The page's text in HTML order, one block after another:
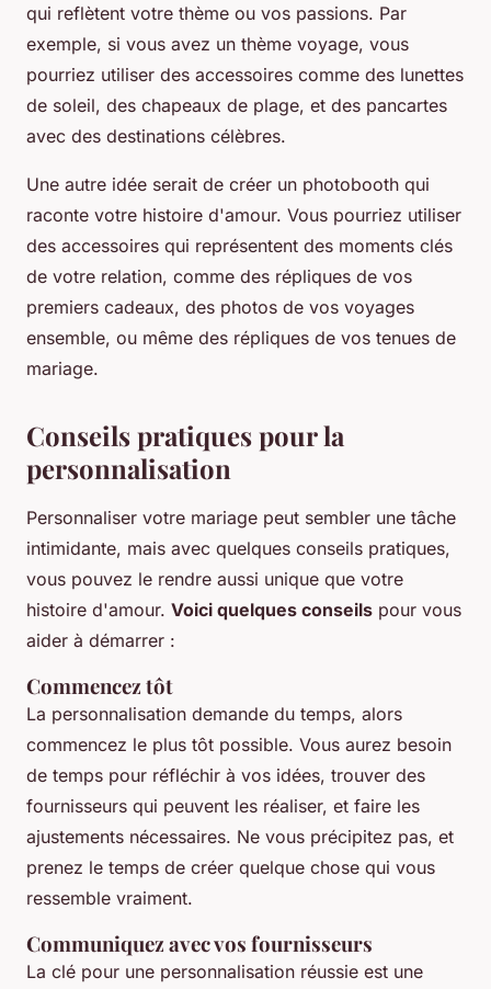
qui reflètent votre thème ou vos passions. Par
exemple, si vous avez un thème voyage, vous
pourriez utiliser des accessoires comme des lunettes
de soleil, des chapeaux de plage, et des pancartes
avec des destinations célèbres.
Une autre idée serait de créer un photobooth qui
raconte votre histoire d'amour. Vous pourriez utiliser
des accessoires qui représentent des moments clés
de votre relation, comme des répliques de vos
premiers cadeaux, des photos de vos voyages
ensemble, ou même des répliques de vos tenues de
mariage.
Conseils pratiques pour la
personnalisation
Personnaliser votre mariage peut sembler une tâche
intimidante, mais avec quelques conseils pratiques,
vous pouvez le rendre aussi unique que votre
histoire d'amour. Voici quelques conseils pour vous
aider à démarrer :
Commencez tôt
La personnalisation demande du temps, alors
commencez le plus tôt possible. Vous aurez besoin
de temps pour réfléchir à vos idées, trouver des
fournisseurs qui peuvent les réaliser, et faire les
ajustements nécessaires. Ne vous précipitez pas, et
prenez le temps de créer quelque chose qui vous
ressemble vraiment.
Communiquez avec vos fournisseurs
La clé pour une personnalisation réussie est une